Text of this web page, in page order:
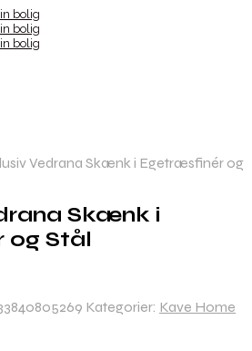
Vedrana Skænk i Egetræsfinér og
Skænk i
og Stål
Kategorier: Kave Home